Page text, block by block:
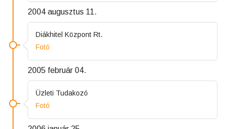
2004 augusztus 11.
Diákhitel Központ Rt.
Fotó
2005 február 04.
Üzleti Tudakozó
Fotó